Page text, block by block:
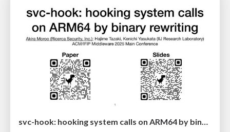
svc-hook: hooking system calls on ARM64 by binary rewriting